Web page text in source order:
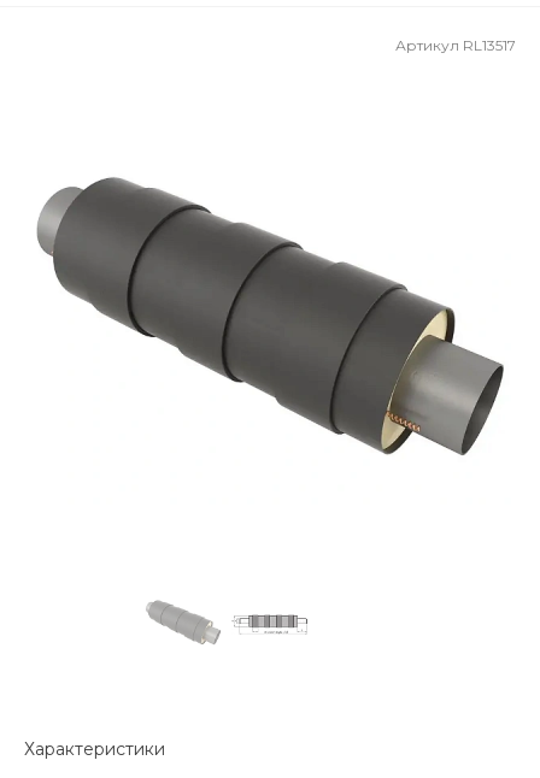
Артикул RL13517
Характеристики